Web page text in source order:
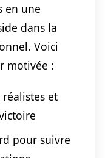
en une
dans la
Voici
motivée :
réalistes et
pour suivre